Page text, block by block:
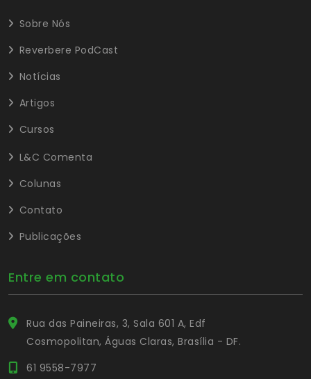
Sobre Nós
Reverbere PodCast
Notícias
Artigos
Cursos
L&C Comenta
Colunas
Contato
Publicações
Entre em contato
Rua das Paineiras, 3, Sala 601 A, Edf
Cosmopolitan, Águas Claras, Brasília - DF.
61 9558-7977